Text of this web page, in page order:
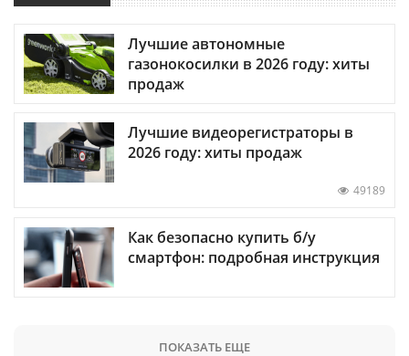
Лучшие автономные
газонокосилки в 2026 году: хиты
продаж
Лучшие видеорегистраторы в
2026 году: хиты продаж
49189
Как безопасно купить б/у
смартфон: подробная инструкция
ПОКАЗАТЬ ЕЩЕ